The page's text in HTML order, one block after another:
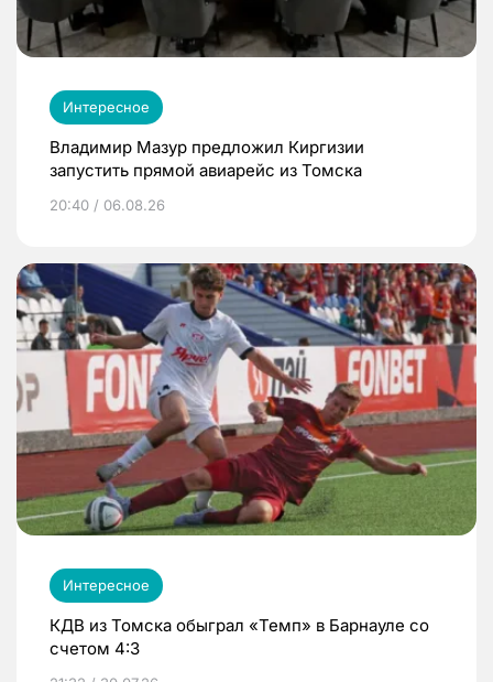
Интересное
Владимир Мазур предложил Киргизии
запустить прямой авиарейс из Томска
20:40 / 06.08.26
Интересное
КДВ из Томска обыграл «Темп» в Барнауле со
счетом 4:3